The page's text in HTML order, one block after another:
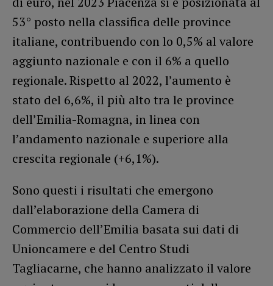
53° posto nella classifica delle province
italiane, contribuendo con lo 0,5% al valore
aggiunto nazionale e con il 6% a quello
regionale. Rispetto al 2022, l’aumento è
stato del 6,6%, il più alto tra le province
dell’Emilia-Romagna, in linea con
l’andamento nazionale e superiore alla
crescita regionale (+6,1%).
Sono questi i risultati che emergono
dall’elaborazione della Camera di
Commercio dell’Emilia basata sui dati di
Unioncamere e del Centro Studi
Tagliacarne, che hanno analizzato il valore